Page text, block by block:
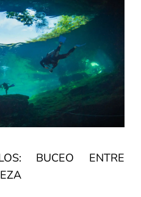
BUCEO ENTRE